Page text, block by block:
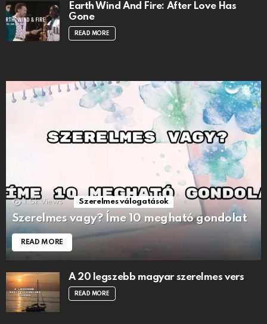
Earth Wind And Fire: After Love Has
Gone
READ MORE
1.5k Views Szerelmes válogatások
Szerelmes vagy? Íme 10 megható gondolat
READ MORE
A 20 legszebb magyar szerelmes vers
READ MORE